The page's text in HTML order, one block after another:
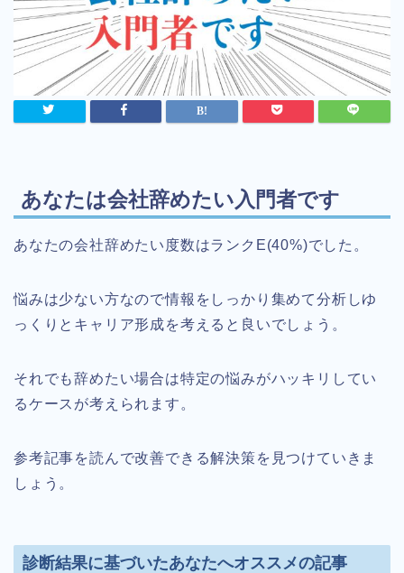
あなたは会社辞めたい入門者です
あなたの会社辞めたい度数はランクE(40%)でした。
悩みは少ない方なので情報をしっかり集めて分析しゆ
っくりとキャリア形成を考えると良いでしょう。
それでも辞めたい場合は特定の悩みがハッキリしてい
るケースが考えられます。
参考記事を読んで改善できる解決策を見つけていきま
しょう。
診断結果に基づいたあなたへオススメの記事